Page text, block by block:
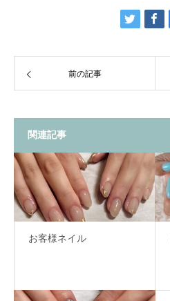
前の記事
関連記事
お客様ネイル